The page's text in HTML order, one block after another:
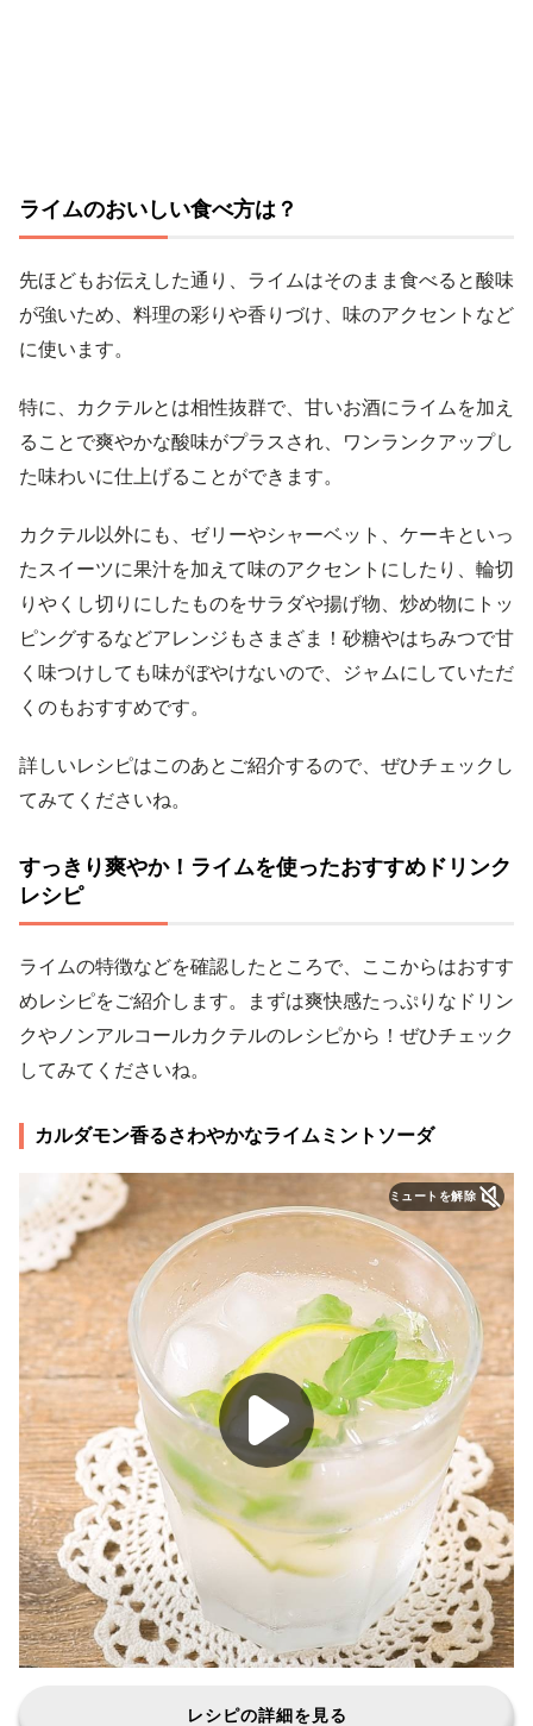
ライムのおいしい食べ方は？
先ほどもお伝えした通り、ライムはそのまま食べると酸味
が強いため、料理の彩りや香りづけ、味のアクセントなど
に使います。
特に、カクテルとは相性抜群で、甘いお酒にライムを加え
ることで爽やかな酸味がプラスされ、ワンランクアップし
た味わいに仕上げることができます。
カクテル以外にも、ゼリーやシャーベット、ケーキといっ
たスイーツに果汁を加えて味のアクセントにしたり、輪切
りやくし切りにしたものをサラダや揚げ物、炒め物にトッ
ピングするなどアレンジもさまざま！砂糖やはちみつで甘
く味つけしても味がぼやけないので、ジャムにしていただ
くのもおすすめです。
詳しいレシピはこのあとご紹介するので、ぜひチェックし
てみてくださいね。
すっきり爽やか！ライムを使ったおすすめドリンク
レシピ
ライムの特徴などを確認したところで、ここからはおすす
めレシピをご紹介します。まずは爽快感たっぷりなドリン
クやノンアルコールカクテルのレシピから！ぜひチェック
してみてくださいね。
カルダモン香るさわやかなライムミントソーダ
ミュートを解除
レシピの詳細を見る